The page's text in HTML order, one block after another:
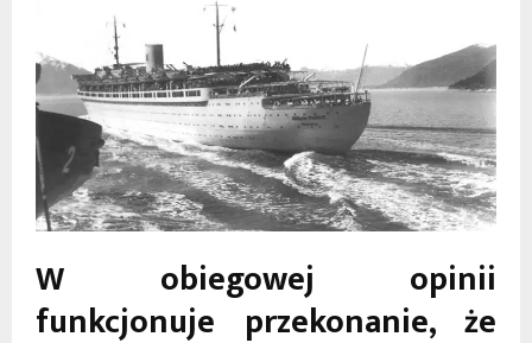
W obiegowej opinii
funkcjonuje przekonanie, że